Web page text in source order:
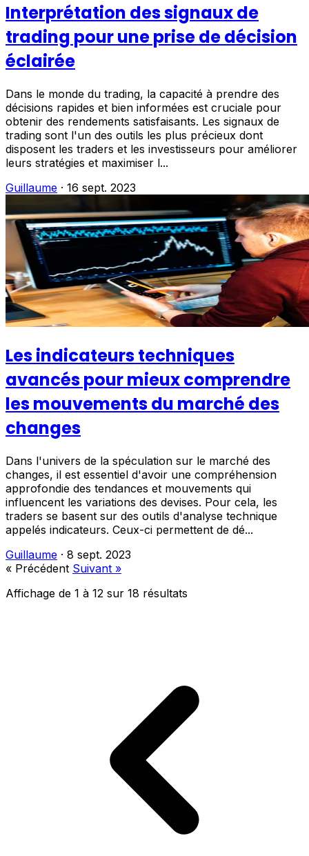
Interprétation des signaux de
trading pour une prise de décision
éclairée
Dans le monde du trading, la capacité à prendre des
décisions rapides et bien informées est cruciale pour
obtenir des rendements satisfaisants. Les signaux de
trading sont l'un des outils les plus précieux dont
disposent les traders et les investisseurs pour améliorer
leurs stratégies et maximiser l...
Guillaume · 16 sept. 2023
Les indicateurs techniques
avancés pour mieux comprendre
les mouvements du marché des
changes
Dans l'univers de la spéculation sur le marché des
changes, il est essentiel d'avoir une compréhension
approfondie des tendances et mouvements qui
influencent les variations des devises. Pour cela, les
traders se basent sur des outils d'analyse technique
appelés indicateurs. Ceux-ci permettent de dé...
Guillaume · 8 sept. 2023
« Précédent Suivant »
Affichage de 1 à 12 sur 18 résultats